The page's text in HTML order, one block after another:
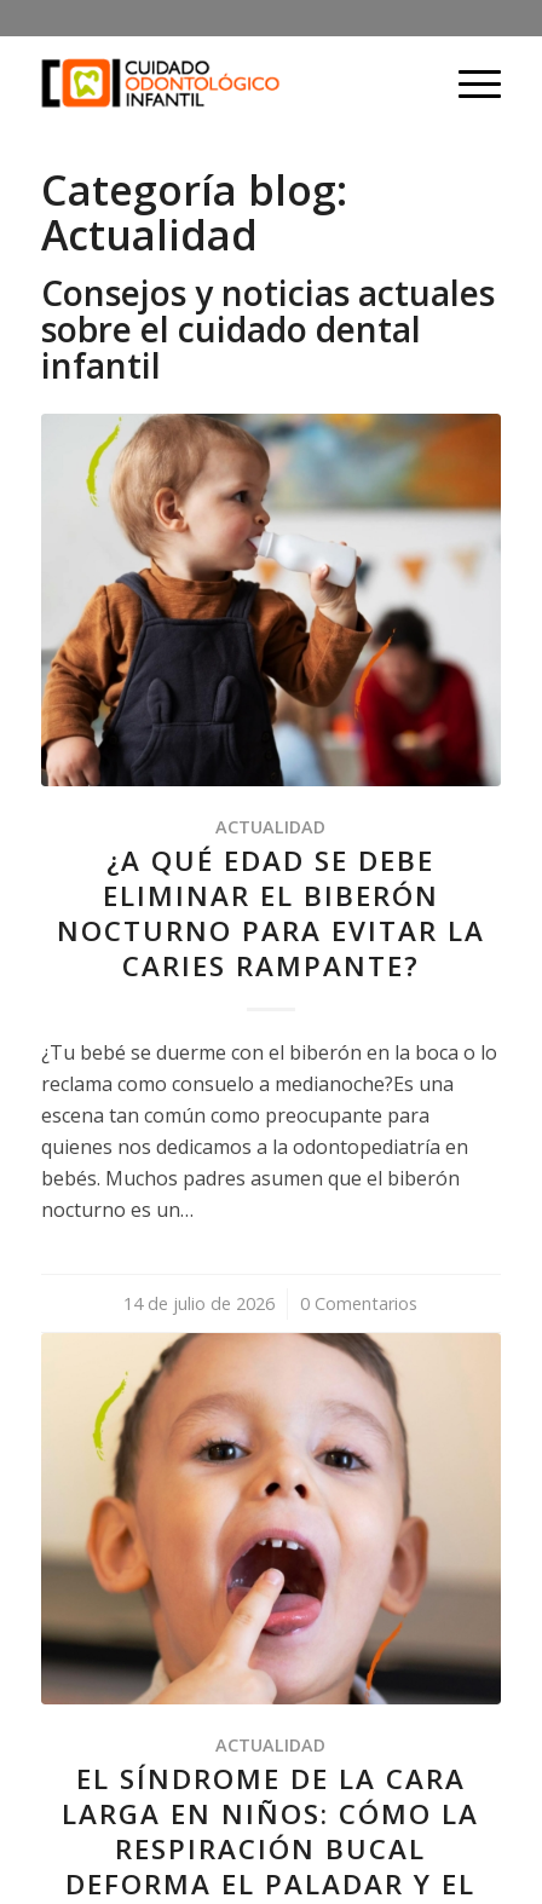
Categoría blog:
Actualidad
Consejos y noticias actuales
sobre el cuidado dental
infantil
ACTUALIDAD
¿A QUÉ EDAD SE DEBE
ELIMINAR EL BIBERÓN
NOCTURNO PARA EVITAR LA
CARIES RAMPANTE?
¿Tu bebé se duerme con el biberón en la boca o lo
reclama como consuelo a medianoche?Es una
escena tan común como preocupante para
quienes nos dedicamos a la odontopediatría en
bebés. Muchos padres asumen que el biberón
nocturno es un…
14 de julio de 2026
/ 0 Comentarios
ACTUALIDAD
EL SÍNDROME DE LA CARA
LARGA EN NIÑOS: CÓMO LA
RESPIRACIÓN BUCAL
DEFORMA EL PALADAR Y EL